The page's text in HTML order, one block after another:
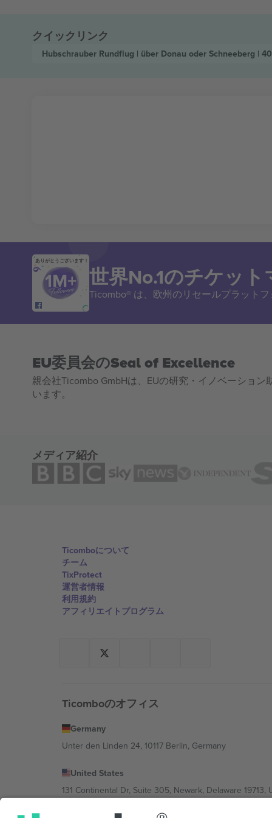
クイックリンク
Hubschrauber Rundflug | über Donau oder Schneeberg |
ありがとうございます！
世界No.1のチケッ
Ticombo® は、欧州のリセールプラット
EU委員会のSeal of Excellence
親会社Ticombo GmbHは、EUの研究・イノベーショ
います。
メディア紹介
Ticomboについて
チーム
TixProtect
運営者情報
利用規約
アフィリエイトプログラム
Ticomboのオフィス
Germany
Unter den Linden 24, 10117 Berlin, Germany
United States
131 Continental Dr, Suite 305, Newark, Delaware 19713,